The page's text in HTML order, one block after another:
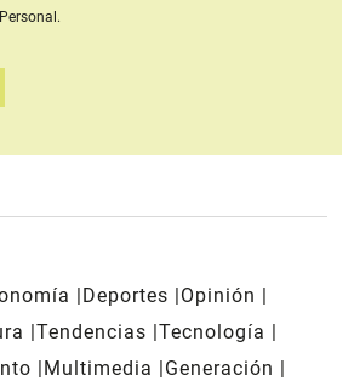
Deportes
Opinión
Tendencias Tecnología
Multimedia
Generación